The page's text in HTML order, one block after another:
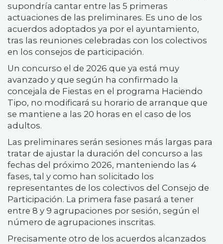
supondría cantar entre las 5 primeras
actuaciones de las preliminares. Es uno de los
acuerdos adoptados ya por el ayuntamiento,
tras las reuniones celebradas con los colectivos
en los consejos de participación.
Un concurso el de 2026 que ya está muy
avanzado y que según ha confirmado la
concejala de Fiestas en el programa Haciendo
Tipo, no modificará su horario de arranque que
se mantiene a las 20 horas en el caso de los
adultos.
Las preliminares serán sesiones más largas para
tratar de ajustar la duración del concurso a las
fechas del próximo 2026, manteniendo las 4
fases, tal y como han solicitado los
representantes de los colectivos del Consejo de
Participación. La primera fase pasará a tener
entre 8 y 9 agrupaciones por sesión, según el
número de agrupaciones inscritas.
Precisamente otro de los acuerdos alcanzados